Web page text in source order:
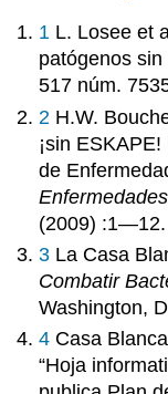
1 L. Losee et
patógenos
517 núm.
2 H.W.
¡sin
de
(2009) :1—12.
3 La Casa
Combatir
Washington,
4 Casa
“Hoja